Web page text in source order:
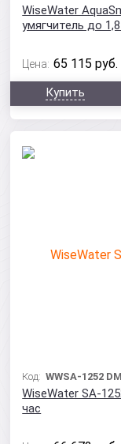
WiseWater
умягчитель до
Цена: 65 115 руб.
Купить
Код:WWSA-1252
WiseWater SA-
час